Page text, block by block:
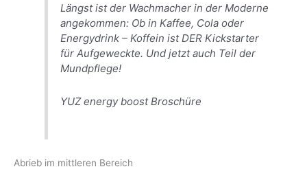
Längst ist der Wachmacher in der Moderne
angekommen: Ob in Kaffee, Cola oder
Energydrink – Koffein ist DER Kickstarter
für Aufgeweckte. Und jetzt auch Teil der
Mundpflege!
YUZ energy boost Broschüre
Abrieb im mittleren Bereich